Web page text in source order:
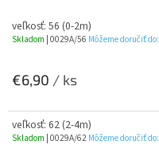
veľkosť: 56 (0-2m)
Skladom | 0029A/56 Môžeme doručiť do:
€6,90 / ks
veľkosť: 62 (2-4m)
Skladom | 0029A/62 Môžeme doručiť do: